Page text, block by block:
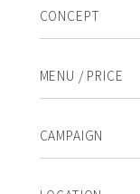
CONCEPT
MENU / PRICE
CAMPAIGN